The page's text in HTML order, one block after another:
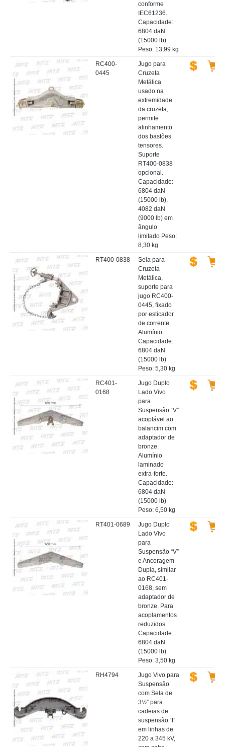
conforme
IEC61236.
Capacidade:
6804 daN
(15000 lb)
Peso: 13,99 kg
RC400-
0445
Jugo para
Cruzeta
Metálica
usado na
extremidade
da cruzeta,
permite
alinhamento
dos bastões
tensores.
Suporte
RT400-0838
opcional.
Capacidade:
6804 daN
(15000 lb),
4082 daN
(9000 lb) em
ângulo
limitado Peso:
8,30 kg
RT400-0838
Sela para
Cruzeta
Metálica,
suporte para
jugo RC400-
0445, fixado
por esticador
de corrente.
Alumínio.
Capacidade:
6804 daN
(15000 lb)
Peso: 5,30 kg
RC401-
0168
Jugo Duplo
Lado Vivo
para
Suspensão “V”
acoplável ao
balancim com
adaptador de
bronze.
Alumínio
laminado
extra-forte.
Capacidade:
6804 daN
(15000 lb)
Peso: 6,50 kg
RT401-0689
Jugo Duplo
Lado Vivo
para
Suspensão “V”
e Ancoragem
Dupla, similar
ao RC401-
0168, sem
adaptador de
bronze. Para
acoplamentos
reduzidos.
Capacidade:
6804 daN
(15000 lb)
Peso: 3,50 kg
RH4794
Jugo Vivo para
Suspensão
com Sela de
3½” para
cadeias de
suspensão “I”
em linhas de
220 a 345 kV,